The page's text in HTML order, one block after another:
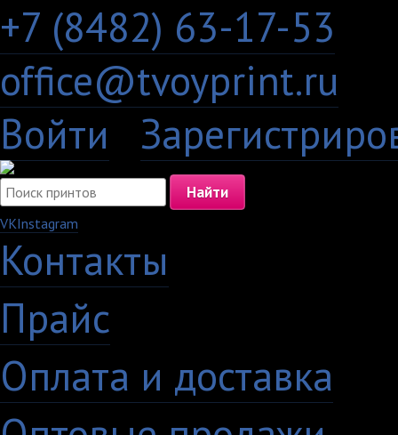
+7 (8482) 63-17-53
office@tvoyprint.ru
Войти
VKInstagram
Контакты
Прайс
Оплата и доставка